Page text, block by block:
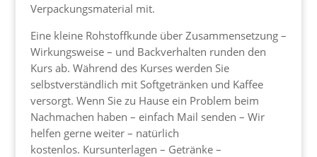
Verpackungsmaterial mit.
Eine kleine Rohstoffkunde über Zusammensetzung –
Wirkungsweise – und Backverhalten runden den
Kurs ab. Während des Kurses werden Sie
selbstverständlich mit Softgetränken und Kaffee
versorgt. Wenn Sie zu Hause ein Problem beim
Nachmachen haben – einfach Mail senden – Wir
helfen gerne weiter – natürlich
kostenlos. Kursunterlagen – Getränke –